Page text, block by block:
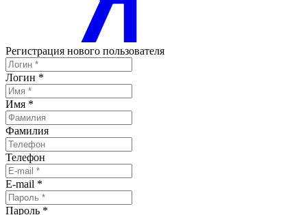
Регистрация нового пользователя
Логин *
Имя *
Фамилия
Телефон
E-mail *
Пароль *